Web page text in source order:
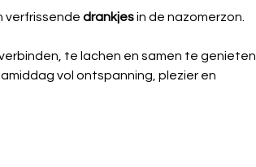
verfrissende drankjes in de nazomerzon.
te lachen en samen te genieten
vol ontspanning, plezier en